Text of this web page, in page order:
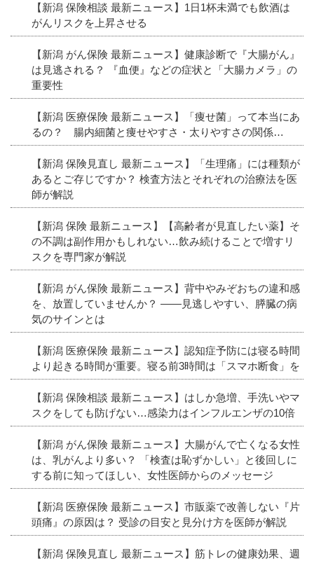
【新潟 保険相談 最新ニュース】1日1杯未満でも飲酒は
がんリスクを上昇させる
【新潟 がん保険 最新ニュース】健康診断で『大腸がん』
は見逃される？ 『血便』などの症状と「大腸カメラ」の
重要性
【新潟 医療保険 最新ニュース】「痩せ菌」って本当にあ
るの？ 腸内細菌と痩せやすさ・太りやすさの関係…
【新潟 保険見直し 最新ニュース】「生理痛」には種類が
あるとご存じですか？ 検査方法とそれぞれの治療法を医
師が解説
【新潟 保険 最新ニュース】【高齢者が見直したい薬】そ
の不調は副作用かもしれない…飲み続けることで増すリ
スクを専門家が解説
【新潟 がん保険 最新ニュース】背中やみぞおちの違和感
を、放置していませんか？ ――見逃しやすい、膵臓の病
気のサインとは
【新潟 医療保険 最新ニュース】認知症予防には寝る時間
より起きる時間が重要。寝る前3時間は「スマホ断食」を
【新潟 保険相談 最新ニュース】はしか急増、手洗いやマ
スクをしても防げない…感染力はインフルエンザの10倍
【新潟 がん保険 最新ニュース】大腸がんで亡くなる女性
は、乳がんより多い？ 「検査は恥ずかしい」と後回しに
する前に知ってほしい、女性医師からのメッセージ
【新潟 医療保険 最新ニュース】市販薬で改善しない『片
頭痛』の原因は？ 受診の目安と見分け方を医師が解説
【新潟 保険見直し 最新ニュース】筋トレの健康効果、週